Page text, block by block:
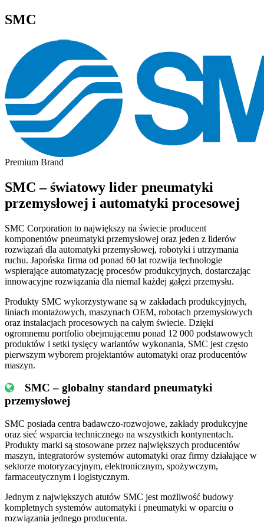
SMC
Premium Brand
SMC – światowy lider pneumatyki
przemysłowej i automatyki procesowej
SMC Corporation to największy na świecie producent
komponentów pneumatyki przemysłowej oraz jeden z liderów
rozwiązań dla automatyki przemysłowej, robotyki i utrzymania
ruchu. Japońska firma od ponad 60 lat rozwija technologie
wspierające automatyzację procesów produkcyjnych, dostarczając
innowacyjne rozwiązania dla niemal każdej gałęzi przemysłu.
Produkty SMC wykorzystywane są w zakładach produkcyjnych,
liniach montażowych, maszynach OEM, robotach przemysłowych
oraz instalacjach procesowych na całym świecie. Dzięki
ogromnemu portfolio obejmującemu ponad 12 000 podstawowych
produktów i setki tysięcy wariantów wykonania, SMC jest często
pierwszym wyborem projektantów automatyki oraz producentów
maszyn.
SMC – globalny standard pneumatyki
przemysłowej
SMC posiada centra badawczo-rozwojowe, zakłady produkcyjne
oraz sieć wsparcia technicznego na wszystkich kontynentach.
Produkty marki są stosowane przez największych producentów
maszyn, integratorów systemów automatyki oraz firmy działające w
sektorze motoryzacyjnym, elektronicznym, spożywczym,
farmaceutycznym i logistycznym.
Jednym z największych atutów SMC jest możliwość budowy
kompletnych systemów automatyki i pneumatyki w oparciu o
rozwiązania jednego producenta.